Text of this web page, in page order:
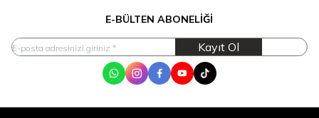
E-BÜLTEN ABONELIĞI
Kayıt Ol
WhatsApp
InstagramFacebook
YoutubeTik Tok